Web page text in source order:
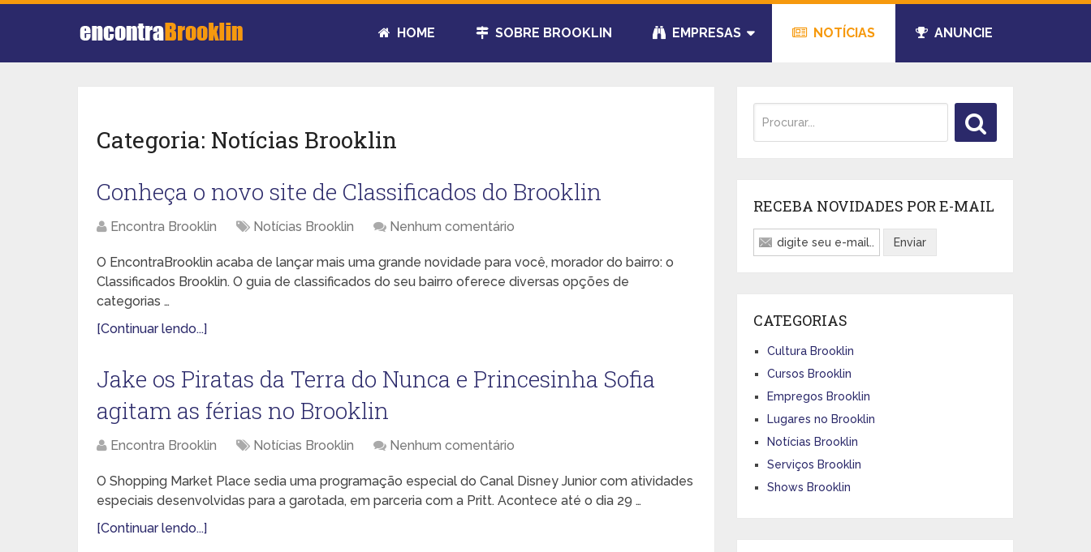
HOME SOBRE BROOKLIN EMPRESAS NOTÍCIAS ANUNCIE
Categoria: Notícias Brooklin
Conheça o novo site de Classificados do Brooklin
Encontra Brooklin Notícias Brooklin Nenhum comentário
O EncontraBrooklin acaba de lançar mais uma grande novidade para você, morador do bairro: o
Classificados Brooklin. O guia de classificados do seu bairro oferece diversas opções de
categorias …
[Continuar lendo...]
Jake os Piratas da Terra do Nunca e Princesinha Sofia
agitam as férias no Brooklin
Encontra Brooklin Notícias Brooklin Nenhum comentário
O Shopping Market Place sedia uma programação especial do Canal Disney Junior com atividades
especiais desenvolvidas para a garotada, em parceria com a Pritt. Acontece até o dia 29 …
[Continuar lendo...]
RECEBA NOVIDADES POR E-MAIL
CATEGORIAS
Cultura Brooklin
Cursos Brooklin
Empregos Brooklin
Lugares no Brooklin
Notícias Brooklin
Serviços Brooklin
Shows Brooklin